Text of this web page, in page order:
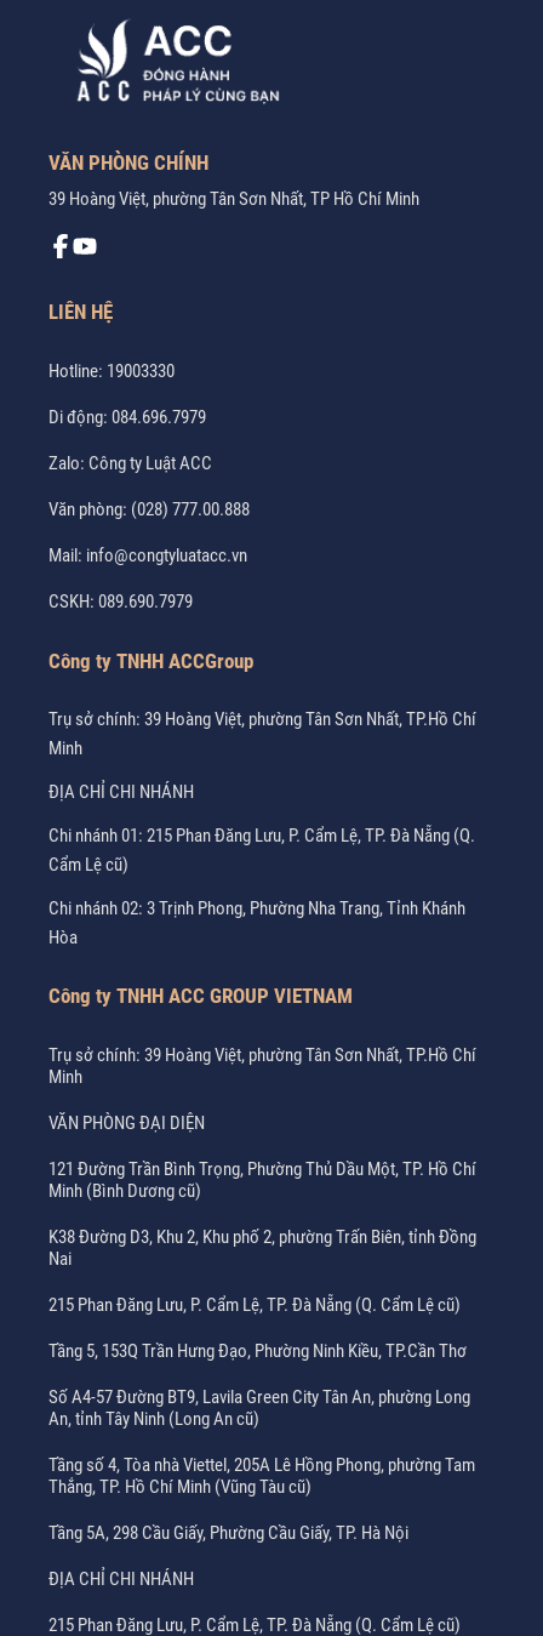
VĂN PHÒNG CHÍNH
39 Hoàng Việt, phường Tân Sơn Nhất, TP Hồ Chí Minh
LIÊN HỆ
Hotline: 19003330
Di động: 084.696.7979
Zalo: Công ty Luật ACC
Văn phòng: (028) 777.00.888
Mail: info@congtyluatacc.vn
CSKH: 089.690.7979
Công ty TNHH ACCGroup
Trụ sở chính: 39 Hoàng Việt, phường Tân Sơn Nhất, TP.Hồ Chí
Minh
ĐỊA CHỈ CHI NHÁNH
Chi nhánh 01: 215 Phan Đăng Lưu, P. Cẩm Lệ, TP. Đà Nẵng (Q.
Cẩm Lệ cũ)
Chi nhánh 02: 3 Trịnh Phong, Phường Nha Trang, Tỉnh Khánh
Hòa
Công ty TNHH ACC GROUP VIETNAM
Trụ sở chính: 39 Hoàng Việt, phường Tân Sơn Nhất, TP.Hồ Chí
Minh
VĂN PHÒNG ĐẠI DIỆN
121 Đường Trần Bình Trọng, Phường Thủ Dầu Một, TP. Hồ Chí
Minh (Bình Dương cũ)
K38 Đường D3, Khu 2, Khu phố 2, phường Trấn Biên, tỉnh Đồng
Nai
215 Phan Đăng Lưu, P. Cẩm Lệ, TP. Đà Nẵng (Q. Cẩm Lệ cũ)
Tầng 5, 153Q Trần Hưng Đạo, Phường Ninh Kiều, TP.Cần Thơ
Số A4-57 Đường BT9, Lavila Green City Tân An, phường Long
An, tỉnh Tây Ninh (Long An cũ)
Tầng số 4, Tòa nhà Viettel, 205A Lê Hồng Phong, phường Tam
Thắng, TP. Hồ Chí Minh (Vũng Tàu cũ)
Tầng 5A, 298 Cầu Giấy, Phường Cầu Giấy, TP. Hà Nội
ĐỊA CHỈ CHI NHÁNH
215 Phan Đăng Lưu, P. Cẩm Lệ, TP. Đà Nẵng (Q. Cẩm Lệ cũ)